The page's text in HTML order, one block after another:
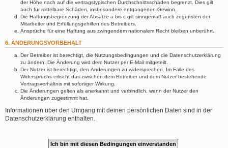
der Höhe nach auf die vertragstypischen Durchschnittsschäden begrenzt. Dies gilt
auch für mittelbare Schäden, insbesondere entgangenen Gewinn.
Die Haftungsbegrenzung der Absätze a bis c gilt sinngemäß auch zugunsten der
Mitarbeiter und Erfüllungsgehilfen des Betreibers.
Ansprüche für eine Haftung aus zwingendem nationalem Recht bleiben unberührt.
6. ÄNDERUNGSVORBEHALT
Der Betreiber ist berechtigt, die Nutzungsbedingungen und die Datenschutzerklärung
zu ändern. Die Änderung wird dem Nutzer per E-Mail mitgeteilt.
Der Nutzer ist berechtigt, den Änderungen zu widersprechen. Im Falle des
Widerspruchs erlischt das zwischen dem Betreiber und dem Nutzer bestehende
Vertragsverhältnis mit sofortiger Wirkung.
Die Änderungen gelten als anerkannt und verbindlich, wenn der Nutzer den
Änderungen zugestimmt hat.
Informationen über den Umgang mit deinen persönlichen Daten sind in der
Datenschutzerklärung enthalten.